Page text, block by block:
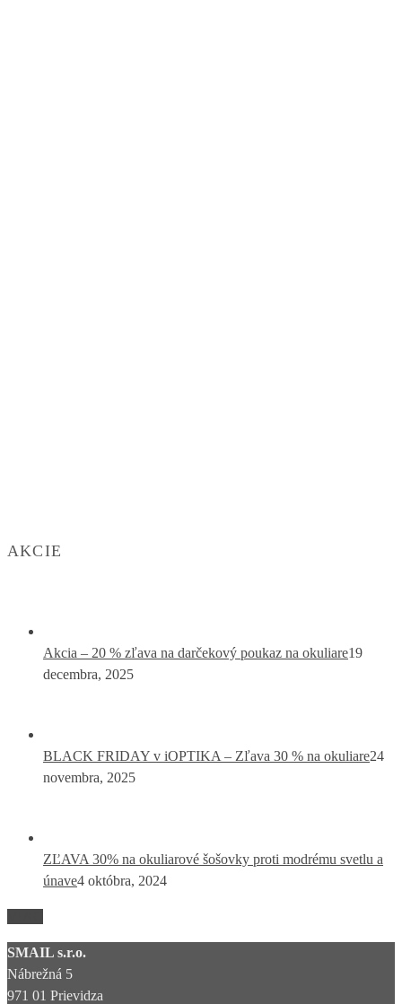
AKCIE
Akcia – 20 % zľava na darčekový poukaz na okuliare19
decembra, 2025
BLACK FRIDAY v iOPTIKA – Zľava 30 % na okuliare24
novembra, 2025
ZĽAVA 30% na okuliarové šošovky proti modrému svetlu a
únave4 októbra, 2024
SMAIL s.r.o.
Nábrežná 5
971 01 Prievidza